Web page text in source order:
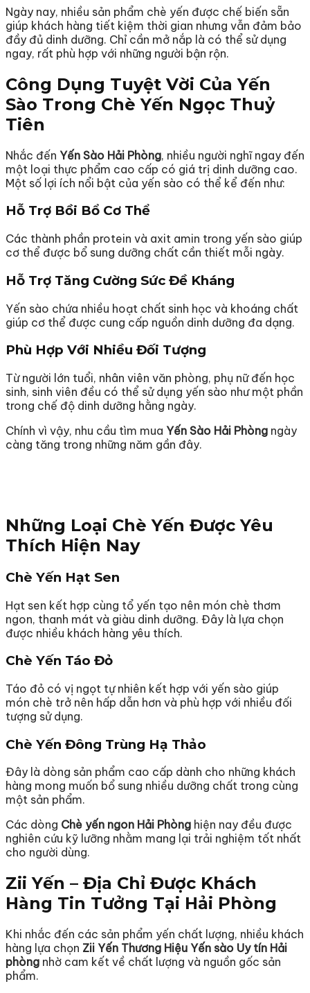
Ngày nay, nhiều sản phẩm chè yến được chế biến sẵn
giúp khách hàng tiết kiệm thời gian nhưng vẫn đảm bảo
đầy đủ dinh dưỡng. Chỉ cần mở nắp là có thể sử dụng
ngay, rất phù hợp với những người bận rộn.
Công Dụng Tuyệt Vời Của Yến
Sào Trong Chè Yến Ngọc Thuỷ
Tiên
Nhắc đến Yến Sào Hải Phòng, nhiều người nghĩ ngay đến
một loại thực phẩm cao cấp có giá trị dinh dưỡng cao.
Một số lợi ích nổi bật của yến sào có thể kể đến như:
Hỗ Trợ Bồi Bổ Cơ Thể
Các thành phần protein và axit amin trong yến sào giúp
cơ thể được bổ sung dưỡng chất cần thiết mỗi ngày.
Hỗ Trợ Tăng Cường Sức Đề Kháng
Yến sào chứa nhiều hoạt chất sinh học và khoáng chất
giúp cơ thể được cung cấp nguồn dinh dưỡng đa dạng.
Phù Hợp Với Nhiều Đối Tượng
Từ người lớn tuổi, nhân viên văn phòng, phụ nữ đến học
sinh, sinh viên đều có thể sử dụng yến sào như một phần
trong chế độ dinh dưỡng hằng ngày.
Chính vì vậy, nhu cầu tìm mua Yến Sào Hải Phòng ngày
càng tăng trong những năm gần đây.
Những Loại Chè Yến Được Yêu
Thích Hiện Nay
Chè Yến Hạt Sen
Hạt sen kết hợp cùng tổ yến tạo nên món chè thơm
ngon, thanh mát và giàu dinh dưỡng. Đây là lựa chọn
được nhiều khách hàng yêu thích.
Chè Yến Táo Đỏ
Táo đỏ có vị ngọt tự nhiên kết hợp với yến sào giúp
món chè trở nên hấp dẫn hơn và phù hợp với nhiều đối
tượng sử dụng.
Chè Yến Đông Trùng Hạ Thảo
Đây là dòng sản phẩm cao cấp dành cho những khách
hàng mong muốn bổ sung nhiều dưỡng chất trong cùng
một sản phẩm.
Các dòng Chè yến ngon Hải Phòng hiện nay đều được
nghiên cứu kỹ lưỡng nhằm mang lại trải nghiệm tốt nhất
cho người dùng.
Zii Yến – Địa Chỉ Được Khách
Hàng Tin Tưởng Tại Hải Phòng
Khi nhắc đến các sản phẩm yến chất lượng, nhiều khách
hàng lựa chọn Zii Yến Thương Hiệu Yến sào Uy tín Hải
phòng nhờ cam kết về chất lượng và nguồn gốc sản
phẩm.